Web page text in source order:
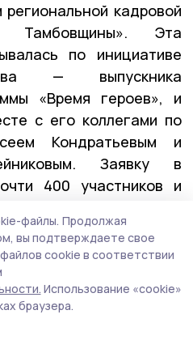
кадровой
Тамбовщины». Эта
по инициативе
— выпускника
«Время героев», и
с его коллегами по
Кондратьевым и
Заявку в
400 участников и
первого потока стали
управленческие
решения в самых
брать на себя
файлы. Продолжая
вы подтверждаете свое
cookie в соответствии
Использование «cookie»
браузера.